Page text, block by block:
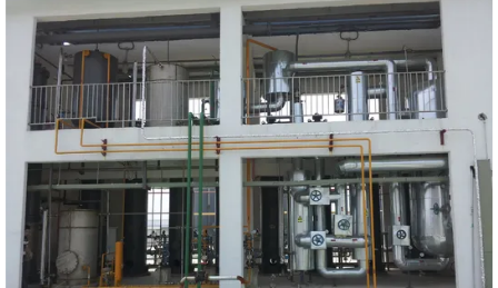
品
質
理
お